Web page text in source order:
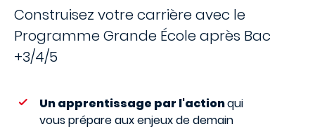
Construisez votre carrière avec le
Programme Grande École après Bac
+3/4/5
Un apprentissage par l'actionqui
vous prépare aux enjeux de demain